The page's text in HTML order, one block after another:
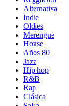
Alternativa
Indie
Oldies
Merengue
House
Años 80
Jazz
Hip hop
R&B
Rap
Clásica